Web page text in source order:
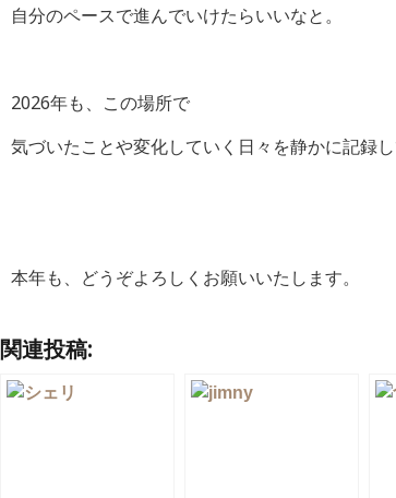
自分のペースで進んでいけたらいいなと。
2026年も、この場所で
気づいたことや変化していく日々を静かに記録し
本年も、どうぞよろしくお願いいたします。
関連投稿: